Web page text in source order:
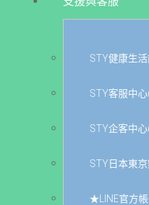
STY健康生
STY客服中
STY企客中
STY日本東
★LINE官方